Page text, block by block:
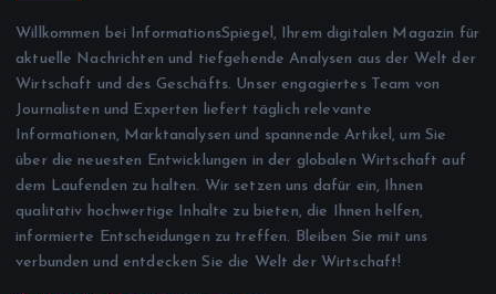
Willkommen bei InformationsSpiegel, Ihrem digitalen Magazin für
aktuelle Nachrichten und tiefgehende Analysen aus der Welt der
Wirtschaft und des Geschäfts. Unser engagiertes Team von
Journalisten und Experten liefert täglich relevante
Informationen, Marktanalysen und spannende Artikel, um Sie
über die neuesten Entwicklungen in der globalen Wirtschaft auf
dem Laufenden zu halten. Wir setzen uns dafür ein, Ihnen
qualitativ hochwertige Inhalte zu bieten, die Ihnen helfen,
informierte Entscheidungen zu treffen. Bleiben Sie mit uns
verbunden und entdecken Sie die Welt der Wirtschaft!